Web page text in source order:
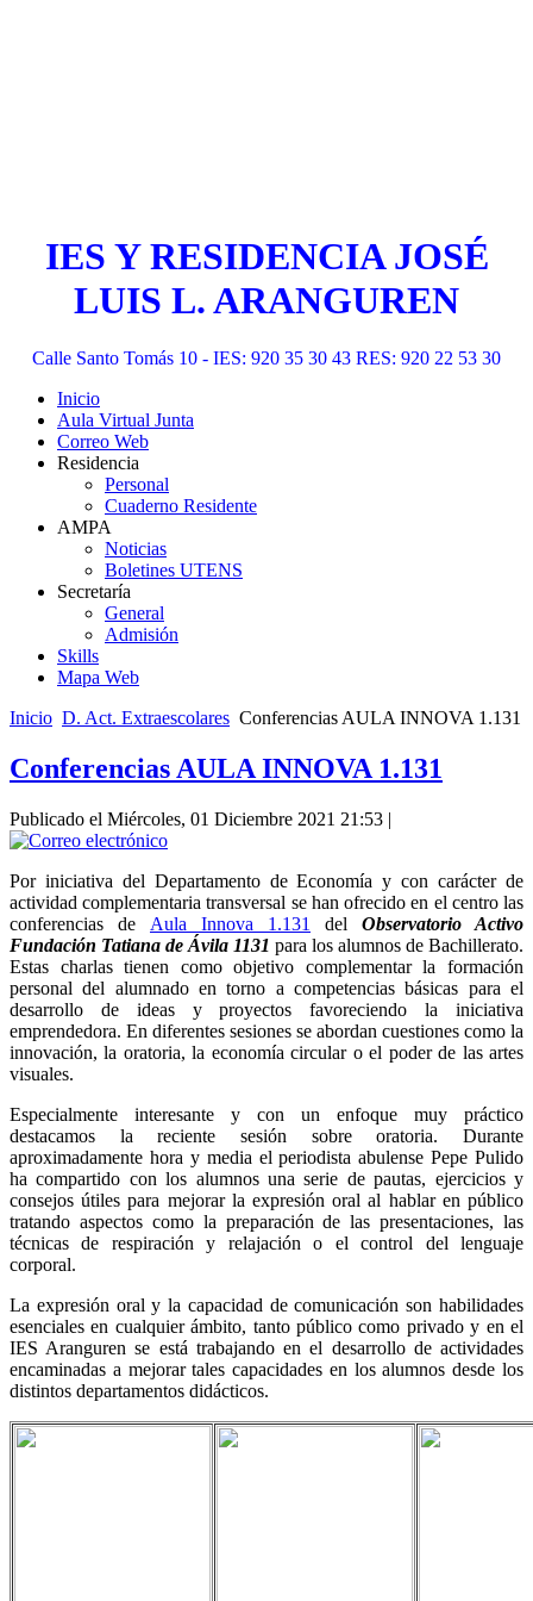
IES Y RESIDENCIA JOSÉ
LUIS L. ARANGUREN
Calle Santo Tomás 10 - IES: 920 35 30 43 RES: 920 22 53 30
Inicio
Aula Virtual Junta
Correo Web
Residencia
Personal
Cuaderno Residente
AMPA
Noticias
Boletines UTENS
Secretaría
General
Admisión
Skills
Mapa Web
Inicio D. Act. Extraescolares Conferencias AULA INNOVA 1.131
Conferencias AULA INNOVA 1.131
Publicado el Miércoles, 01 Diciembre 2021 21:53 |
Por iniciativa del Departamento de Economía y con carácter de
actividad complementaria transversal se han ofrecido en el centro las
conferencias de Aula Innova 1.131 del Observatorio Activo
Fundación Tatiana de Ávila 1131 para los alumnos de Bachillerato.
Estas charlas tienen como objetivo complementar la formación
personal del alumnado en torno a competencias básicas para el
desarrollo de ideas y proyectos favoreciendo la iniciativa
emprendedora. En diferentes sesiones se abordan cuestiones como la
innovación, la oratoria, la economía circular o el poder de las artes
visuales.
Especialmente interesante y con un enfoque muy práctico
destacamos la reciente sesión sobre oratoria. Durante
aproximadamente hora y media el periodista abulense Pepe Pulido
ha compartido con los alumnos una serie de pautas, ejercicios y
consejos útiles para mejorar la expresión oral al hablar en público
tratando aspectos como la preparación de las presentaciones, las
técnicas de respiración y relajación o el control del lenguaje
corporal.
La expresión oral y la capacidad de comunicación son habilidades
esenciales en cualquier ámbito, tanto público como privado y en el
IES Aranguren se está trabajando en el desarrollo de actividades
encaminadas a mejorar tales capacidades en los alumnos desde los
distintos departamentos didácticos.